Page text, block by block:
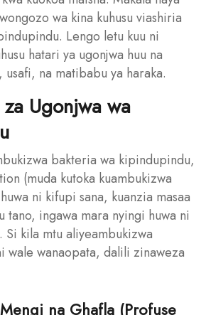
wa kina kuhusu viashiria
Lengo letu kuu ni
hatari ya ugonjwa huu na
usafi, na matibabu ya haraka.
Ugonjwa wa
bakteria wa kipindupindu,
(muda kutoka kuambukizwa
ni kifupi sana, kuanzia masaa
tano, ingawa mara nyingi huwa ni
Si kila mtu aliyeambukizwa
wale wanaopata, dalili zinaweza
na Ghafla (Profuse